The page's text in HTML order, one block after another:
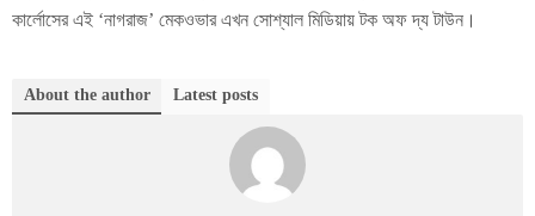
কার্লোসের এই ‘নাগরাজ’ মেকওভার এখন সোশ্যাল মিডিয়ায় টক অফ দ্য টাউন।
About the author Latest posts